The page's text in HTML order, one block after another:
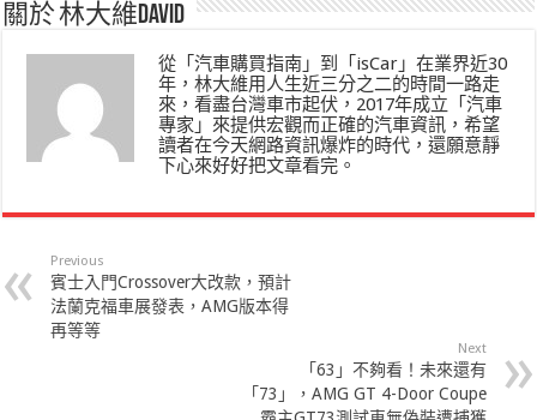
關於 林大維David
從「汽車購買指南」到「isCar」在業界近30
年，林大維用人生近三分之二的時間一路走
來，看盡台灣車市起伏，2017年成立「汽車
專家」來提供宏觀而正確的汽車資訊，希望
讀者在今天網路資訊爆炸的時代，還願意靜
下心來好好把文章看完。
Previous
賓士入門Crossover大改款，預計
法蘭克福車展發表，AMG版本得
再等等
Next
「63」不夠看！未來還有
「73」，AMG GT 4-Door Coupe